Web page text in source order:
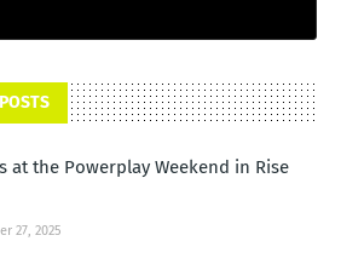
at the Powerplay Weekend in Rise
27, 2025